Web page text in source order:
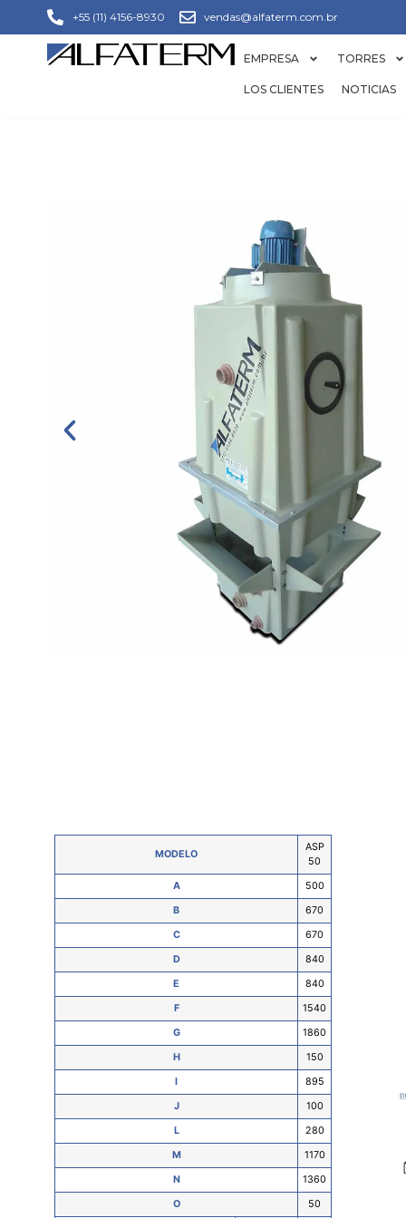
+55 (11) 4156-8930 vendas@alfaterm.com.br
EMPRESA TORRES
LOS CLIENTES NOTICIAS
MODELO
ASP
50
A 500
B 670
C 670
D 840
E 840
F 1540
G 1860
H 150
I 895
J 100
L 280
M 1170
N 1360
O 50